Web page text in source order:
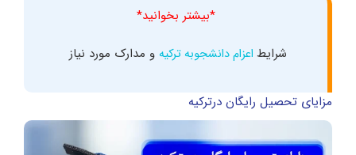
*بیشتر بخوانید*
شرایط اعزام دانشجوبه ترکیه و مدارک مورد نیاز
مزایای تحصیل رایگان درترکیه